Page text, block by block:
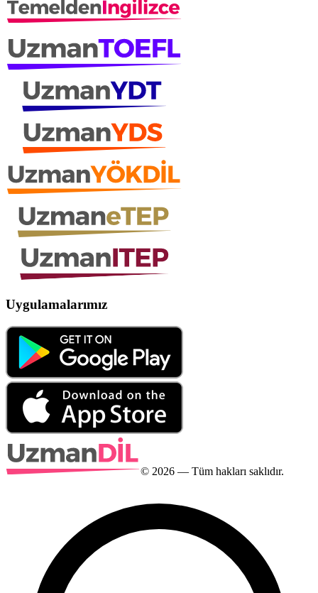
Uygulamalarımız
© 2026 — Tüm hakları saklıdır.